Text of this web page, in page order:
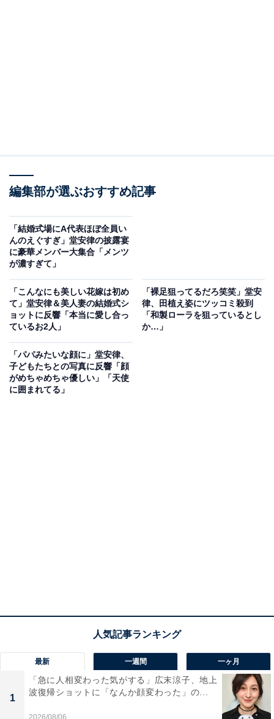
編集部が選ぶおすすめ記事
「結婚式場にA代表ほぼ全員い
んのえぐすぎ」堂安律の披露宴
に豪華メンバー大集合「メンツ
が濃すぎて」
「こんなにも美しい花嫁は初め
て」堂安律＆美人妻の結婚式シ
ョットに反響「本当に愛し合っ
ているお2人」
「裸足狙ってるだろ笑笑」堂安
律、田植え姿にツッコミ殺到
「和製ローラを狙っているとし
か…」
「パパみたいな顔に」堂安律、
子どもたちとの写真に反響「顔
がめちゃめちゃ優しい」「天使
に囲まれてる」
最新 一週間 一ヶ月
1
「急に人相変わった気がする」広末涼子、地上
波復帰ショットに「なんか顔変わった」の...